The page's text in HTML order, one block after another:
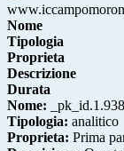
Nome
Tipologia
Proprieta
Descrizione
Durata
Nome:
Tipologia: analitico
Proprieta: Prima